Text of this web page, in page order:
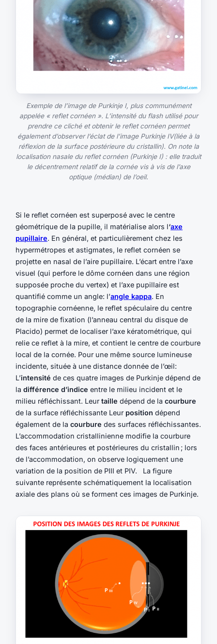
Exemple de l’image de Purkinje I, plus communément
appelée « reflet cornéen ». L’intensité du flash utilisé pour
prendre ce cliché et obtenir le reflet cornéen permet
également d’observer l’éclat de l’image Purkinje IV(liée à la
réflexion de la surface postérieure du cristallin). On note la
localisation nasale du reflet cornéen (Purkinje I) : elle traduit
le décentrement relatif de la cornée vis à vis de l’axe
optique (médian) de l’oeil.
Si le reflet cornéen est superposé avec le centre
géométrique de la pupille, il matérialise alors l‘axe
pupillaire. En général, et particulièrement chez les
hypermétropes et astigmates, le reflet cornéen se
projette en nasal de l’aire pupillaire. L’écart entre l’axe
visuel (qui perfore le dôme cornéen dans une région
supposée proche du vertex) et l’axe pupillaire est
quantifié comme un angle: l’angle kappa. En
topographie cornéenne, le reflet spéculaire du centre
de la mire de fixation (l’anneau central du disque de
Placido) permet de localiser l’axe kératométrique, qui
relie ce reflet à la mire, et contient le centre de courbure
local de la cornée. Pour une même source lumineuse
incidente, située à une distance donnée de l’œil:
L’intensité de ces quatre images de Purkinje dépend de
la différence d’indice entre le milieu incident et le
milieu réfléchissant. Leurtaille dépend de la courbure
de la surface réfléchissante Leur position dépend
également de la courbure des surfaces réfléchissantes.
L’accommodation cristallinienne modifie la courbure
des faces antérieures et postérieures du cristallin ; lors
de l’accommodation, on observe logiquement une
variation de la position de PIII et PIV. La figure
suivante représente schématiquement la localisation
axiale des plans où se forment ces images de Purkinje.